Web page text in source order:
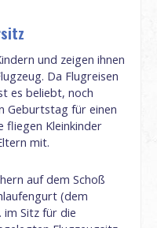
und zeigen ihnen
Da Flugreisen
es beliebt, noch
Geburtstag für einen
fliegen Kleinkinder
mit.
auf dem Schoß
(dem
im Sitz für die